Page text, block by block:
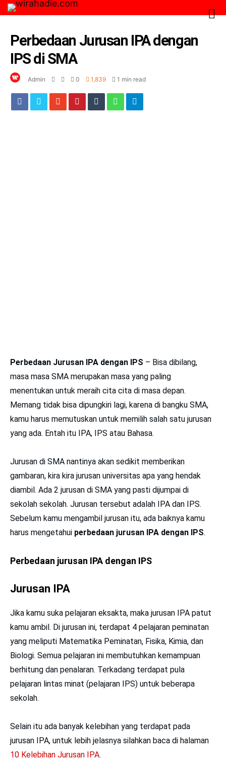
Perbedaan Jurusan IPA dengan
IPS di SMA
Admin 0 1,839 1 min read
Perbedaan Jurusan IPA dengan IPS – Bisa dibilang,
masa masa SMA merupakan masa yang paling
menentukan untuk meraih cita cita di masa depan.
Memang tidak bisa dipungkiri lagi, karena di bangku SMA,
kamu harus memutuskan untuk memilih salah satu jurusan
yang ada. Entah itu IPA, IPS atau Bahasa.
Jurusan di SMA nantinya akan sedikit memberikan
gambaran, kira kira jurusan universitas apa yang hendak
diambil. Ada 2 jurusan di SMA yang pasti dijumpai di
sekolah sekolah. Jurusan tersebut adalah IPA dan IPS.
Sebelum kamu mengambil jurusan itu, ada baiknya kamu
harus mengetahui perbedaan jurusan IPA dengan IPS.
Perbedaan jurusan IPA dengan IPS
Jurusan IPA
Jika kamu suka pelajaran eksakta, maka jurusan IPA patut
kamu ambil. Di jurusan ini, terdapat 4 pelajaran peminatan
yang meliputi Matematika Peminatan, Fisika, Kimia, dan
Biologi. Semua pelajaran ini membutuhkan kemampuan
berhitung dan penalaran. Terkadang terdapat pula
pelajaran lintas minat (pelajaran IPS) untuk beberapa
sekolah.
Selain itu ada banyak kelebihan yang terdapat pada
jurusan IPA, untuk lebih jelasnya silahkan baca di halaman
10 Kelebihan Jurusan IPA.